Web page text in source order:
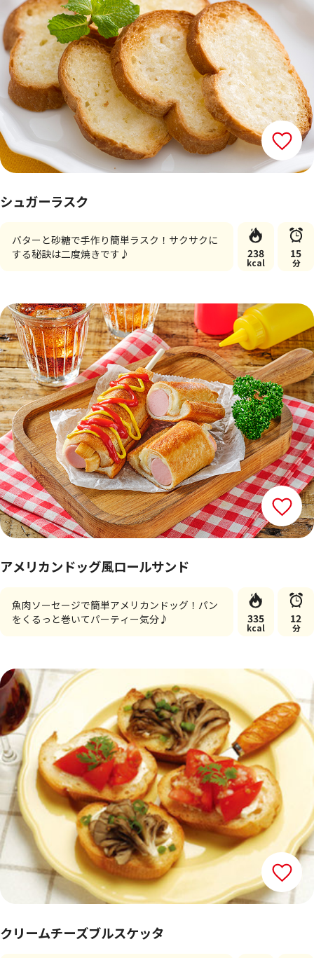
シュガーラスク
バターと砂糖で手作り簡単ラスク！サクサクに
する秘訣は二度焼きです♪
238
kcal
15
分
アメリカンドッグ風ロールサンド
魚肉ソーセージで簡単アメリカンドッグ！パン
をくるっと巻いてパーティー気分♪
335
kcal
12
分
クリームチーズブルスケッタ